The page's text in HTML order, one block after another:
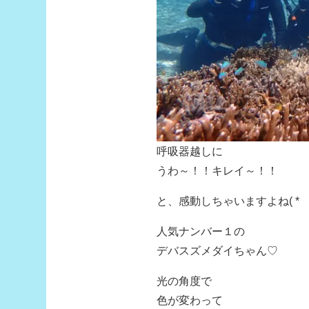
呼吸器越しに
うわ～！！キレイ～！！
と、感動しちゃいますよね(
人気ナンバー１の
デバスズメダイちゃん♡
光の角度で
色が変わって